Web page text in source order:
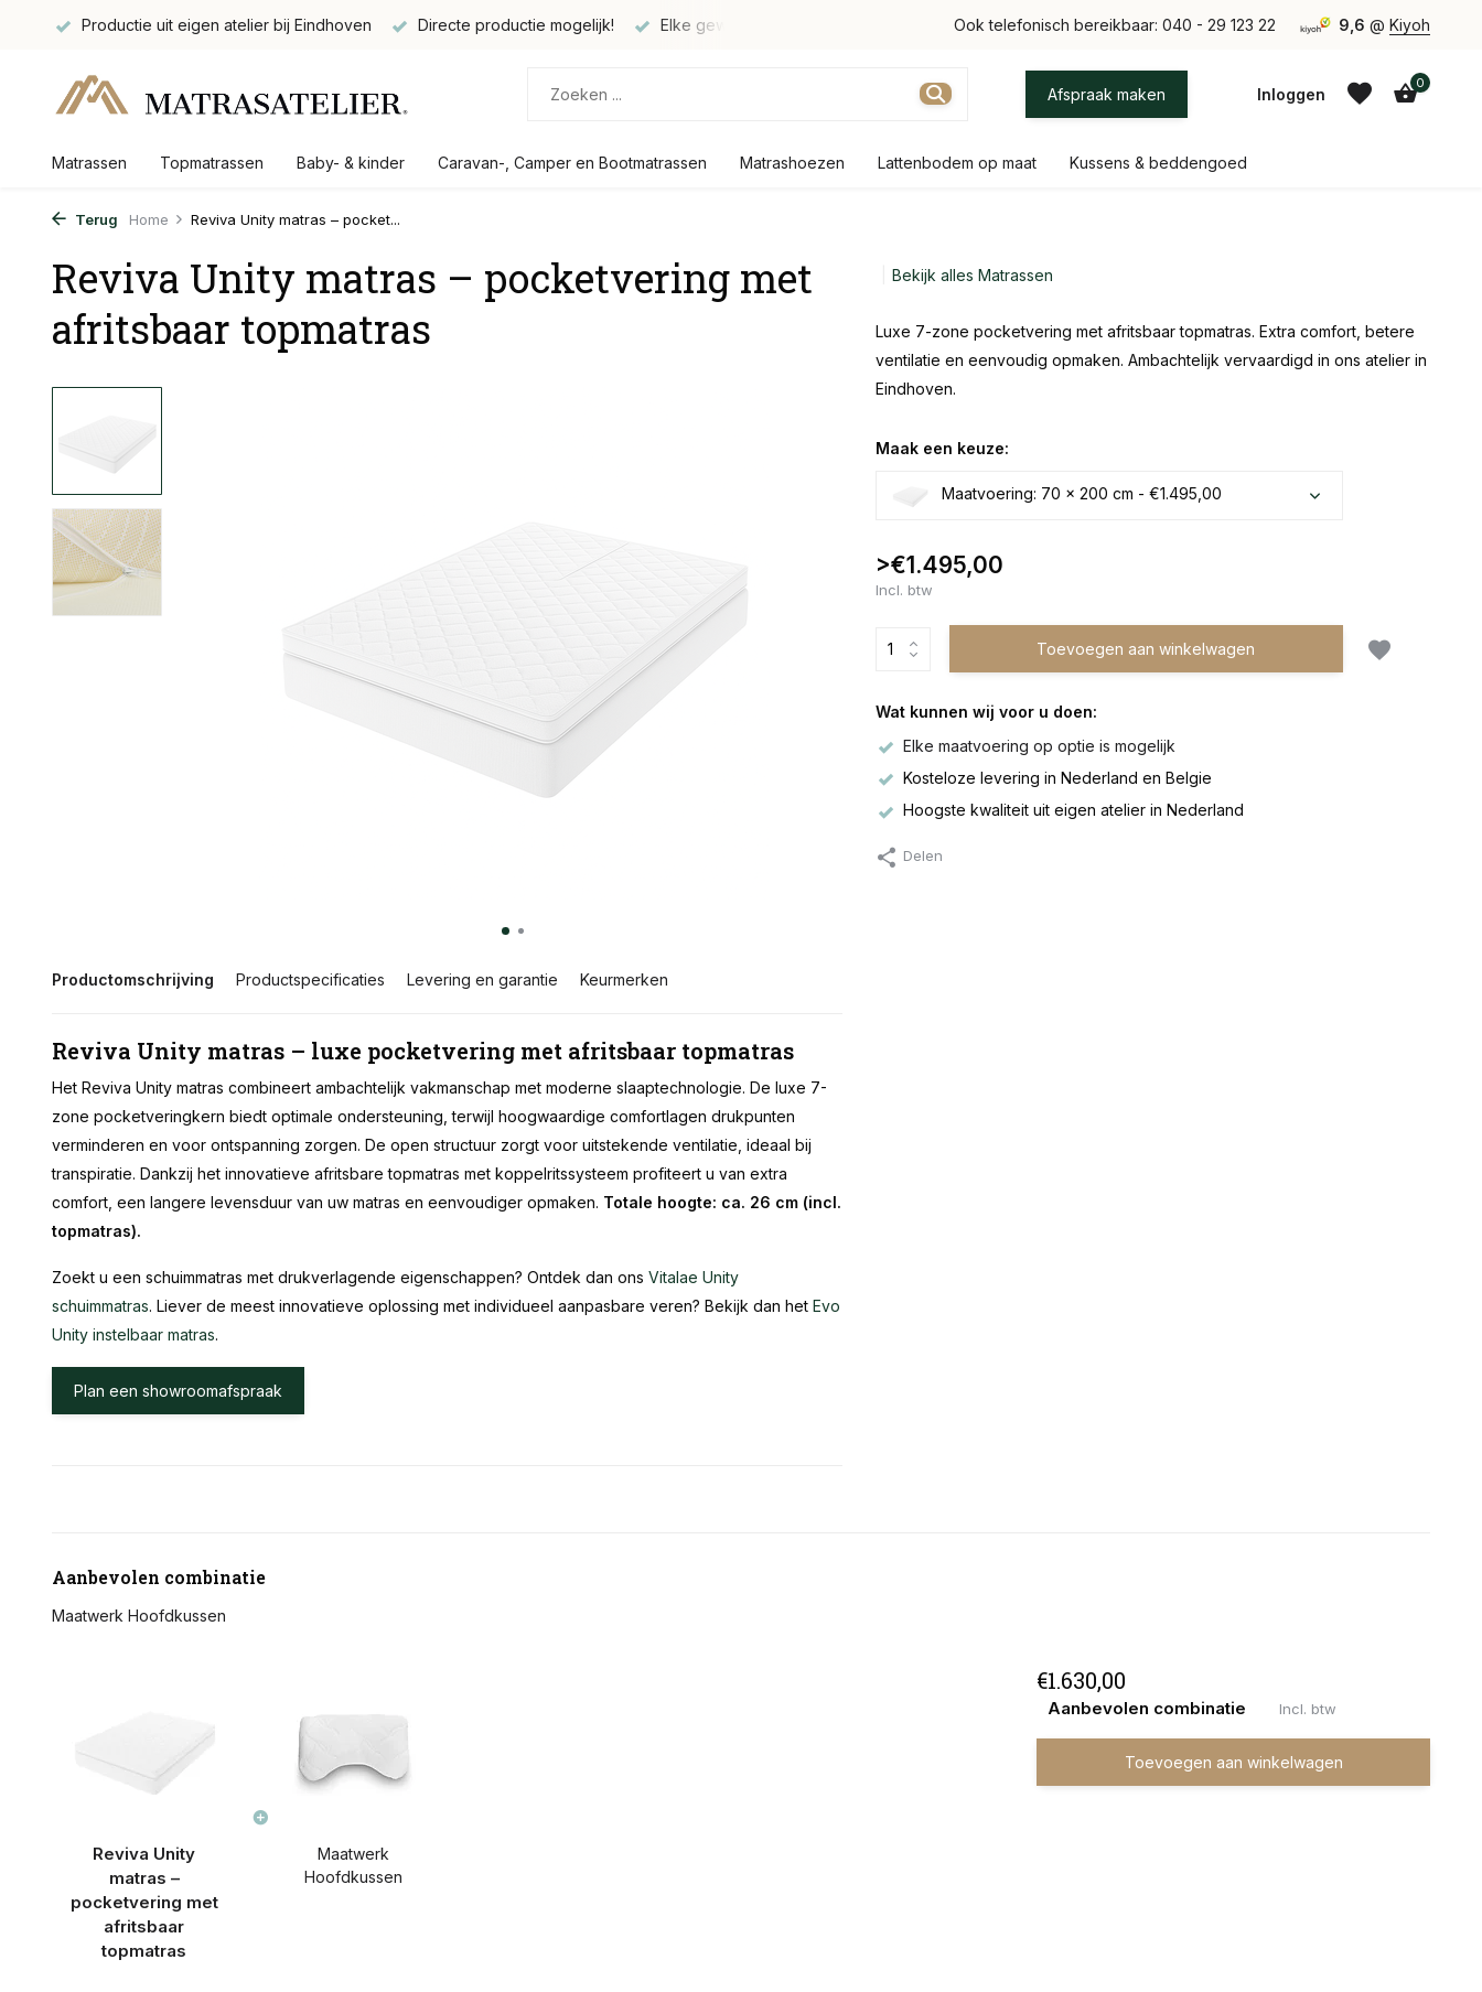
Productie uit eigen atelier bij Eindhoven Directe productie mogelijk! Elke gewenste maat verkrijgbaar Productie uit eigen atelier bij Eindhoven
Ook telefonisch bereikbaar: 040 - 29 123 22 9,6 @ Kiyoh
Afspraak maken Inloggen
0
Matrassen Topmatrassen Baby- & kinder Caravan-, Camper en Bootmatrassen Matrashoezen Lattenbodem op maat Kussens & beddengoed
Terug Home Reviva Unity matras – pocket...
Reviva Unity matras – pocketvering met
afritsbaar topmatras
Productomschrijving Productspecificaties Levering en garantie Keurmerken
Reviva Unity matras – luxe pocketvering met afritsbaar topmatras
Het Reviva Unity matras combineert ambachtelijk vakmanschap met moderne slaaptechnologie. De luxe 7-
zone pocketveringkern biedt optimale ondersteuning, terwijl hoogwaardige comfortlagen drukpunten
verminderen en voor ontspanning zorgen. De open structuur zorgt voor uitstekende ventilatie, ideaal bij
transpiratie. Dankzij het innovatieve afritsbare topmatras met koppelritssysteem profiteert u van extra
comfort, een langere levensduur van uw matras en eenvoudiger opmaken. Totale hoogte: ca. 26 cm (incl.
topmatras).
Zoekt u een schuimmatras met drukverlagende eigenschappen? Ontdek dan ons Vitalae Unity
schuimmatras. Liever de meest innovatieve oplossing met individueel aanpasbare veren? Bekijk dan het Evo
Unity instelbaar matras.
Plan een showroomafspraak
Bekijk alles Matrassen
Luxe 7-zone pocketvering met afritsbaar topmatras. Extra comfort, betere
ventilatie en eenvoudig opmaken. Ambachtelijk vervaardigd in ons atelier in
Eindhoven.
Maak een keuze:
Maatvoering: 70 x 200 cm - €1.495,00
>€1.495,00
Incl. btw
Toevoegen aan winkelwagen
Wat kunnen wij voor u doen:
Elke maatvoering op optie is mogelijk
Kosteloze levering in Nederland en Belgie
Hoogste kwaliteit uit eigen atelier in Nederland
Delen
Aanbevolen combinatie
Maatwerk Hoofdkussen
Reviva Unity
matras –
pocketvering met
afritsbaar
topmatras
Maatwerk
Hoofdkussen
€1.630,00
Aanbevolen combinatie Incl. btw
Toevoegen aan winkelwagen